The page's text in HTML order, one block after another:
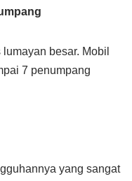
besar. Mobil
7 penumpang
yang sangat